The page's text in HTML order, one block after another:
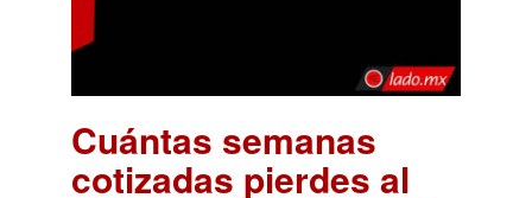
Cuántas semanas
cotizadas pierdes al